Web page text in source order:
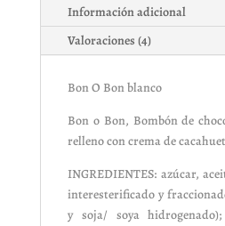
Información adicional
Valoraciones (4)
Bon O Bon blanco
Bon o Bon, Bombón de
relleno con crema de
INGREDIENTES: azúcar,
interesterificado y
y soja/ soya hidrogenado);